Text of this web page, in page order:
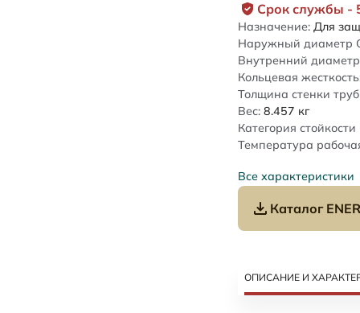
Срок службы -
Назначение: Для
Наружный диаметр
Внутренний
Кольцевая
Толщина стенки
Вес: 8.457 кг
Категория
Температура
Все характеристики
Каталог
ОПИСАНИЕ И